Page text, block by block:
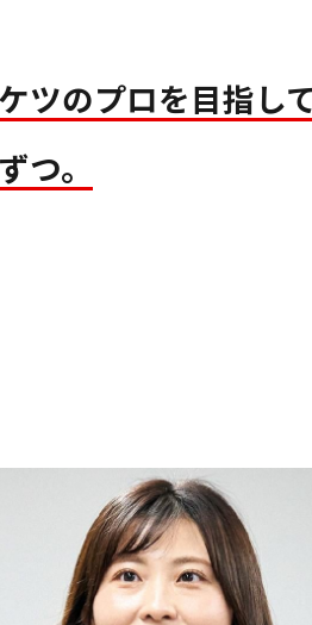
ツのプロを目指して
つ。